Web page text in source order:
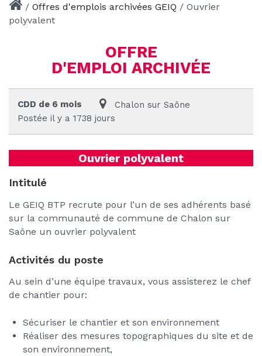
/ Offres d'emplois archivées GEIQ / Ouvrier
polyvalent
OFFRE
D'EMPLOI ARCHIVÉE
CDD de 6 mois
Chalon sur Saône
Postée il y a 1738 jours
Ouvrier polyvalent
Intitulé
Le GEIQ BTP recrute pour l’un de ses adhérents basé
sur la communauté de commune de Chalon sur
Saône un ouvrier polyvalent
Activités du poste
Au sein d’une équipe travaux, vous assisterez le chef
de chantier pour:
Sécuriser le chantier et son environnement
Réaliser des mesures topographiques du site et de
son environnement,